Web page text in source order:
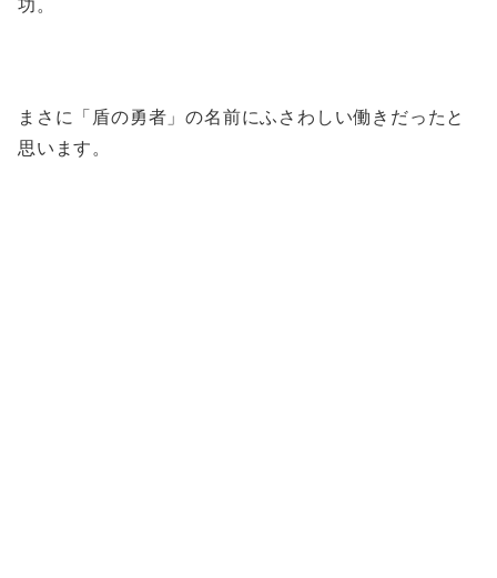
功。
まさに「盾の勇者」の名前にふさわしい働きだったと
思います。